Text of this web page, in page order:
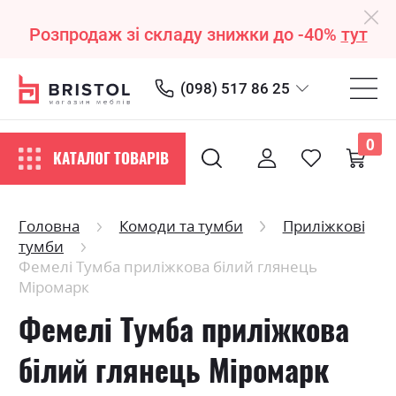
Розпродаж зі складу знижки до -40% тут
(098) 517 86 25
КАТАЛОГ ТОВАРІВ
0
Головна Комоди та тумби
Приліжкові
тумби
Фемелі Тумба приліжкова білий глянець
Міромарк
Фемелі Тумба приліжкова
білий глянець Міромарк